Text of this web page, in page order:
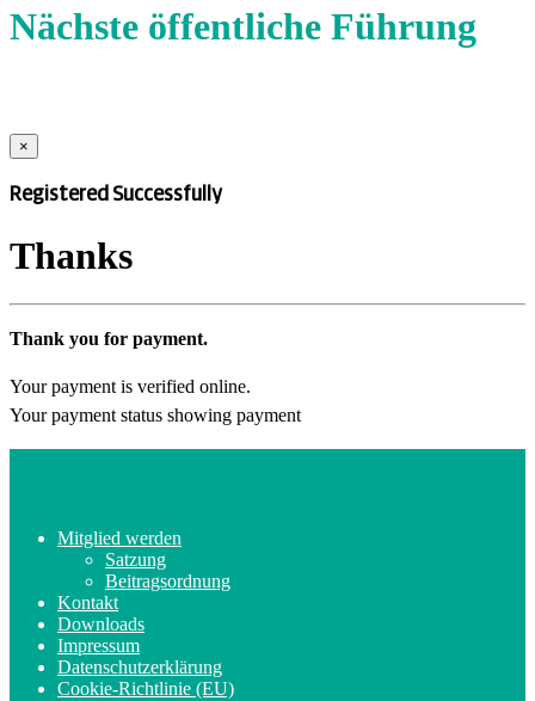
Nächste öffentliche Führung
×
Registered Successfully
Thanks
Thank you for payment.
Your payment is verified online.
Your payment status showing payment
Mitglied werden
Satzung
Beitragsordnung
Kontakt
Downloads
Impressum
Datenschutzerklärung
Cookie-Richtlinie (EU)